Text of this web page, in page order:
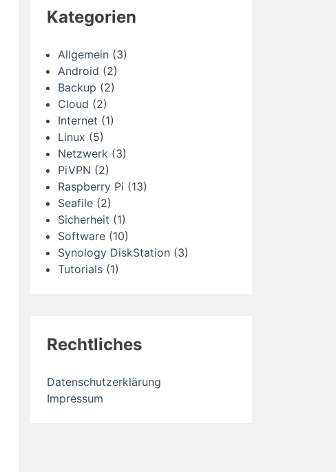
Kategorien
Allgemein (3)
Android (2)
Backup (2)
Cloud (2)
Internet (1)
Linux (5)
Netzwerk (3)
PiVPN (2)
Raspberry Pi (13)
Seafile (2)
Sicherheit (1)
Software (10)
Synology DiskStation (3)
Tutorials (1)
Rechtliches
Datenschutzerklärung
Impressum